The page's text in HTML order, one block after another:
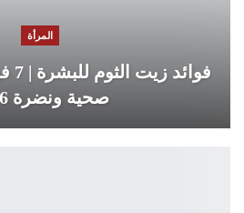
المرأة
صحية ونضرة 2026